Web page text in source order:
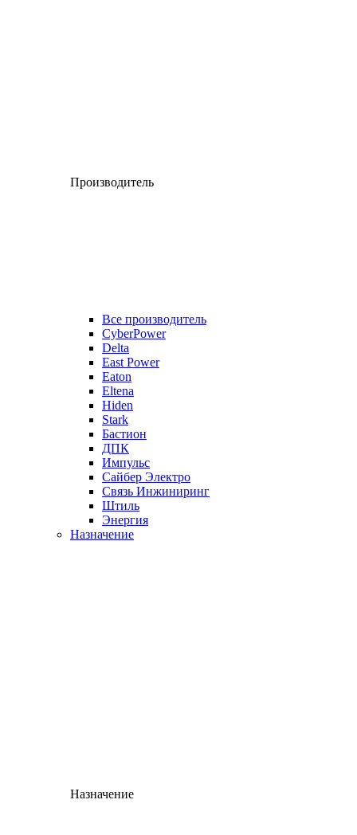
Производитель
Все производитель
CyberPower
Delta
East Power
Eaton
Eltena
Hiden
Stark
Бастион
ДПК
Импульс
Сайбер Электро
Связь Инжиниринг
Штиль
Энергия
Назначение
Назначение